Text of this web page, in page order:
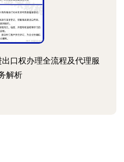
口权办理全流程及代理服
解析